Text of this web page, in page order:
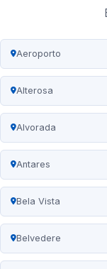
Aeroporto
Alterosa
Alvorada
Antares
Bela Vista
Belvedere